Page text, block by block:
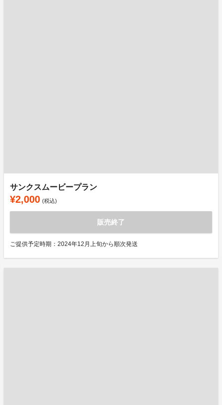
サンクスムービープラン
¥2,000 (税込)
販売終了
ご提供予定時期：2024年12月上旬から順次発送